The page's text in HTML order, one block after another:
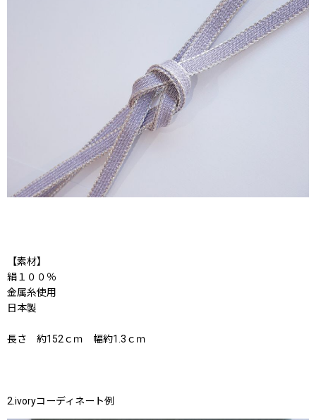
【素材】
絹１００％
金属糸使用
日本製
長さ 約152ｃｍ 幅約1.3ｃｍ
2.ivoryコーディネート例